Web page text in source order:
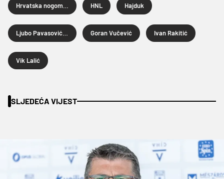
HNL Hajduk
Goran Vučević Ivan Rakitić
Vik Lalić
SLJEDEĆA VIJEST